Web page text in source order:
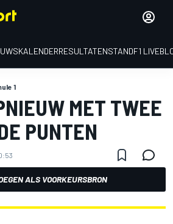
KALENDERRESULTATENSTANDF1
1
MET TWEE
PUNTEN
ALS VOORKEURSBRON